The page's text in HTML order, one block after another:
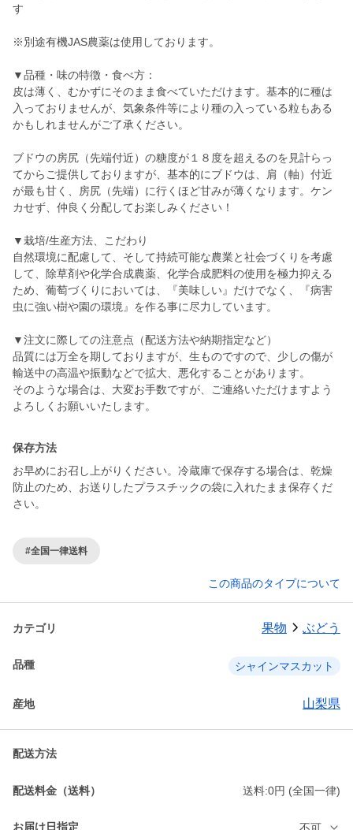
す
※別途有機JAS農薬は使用しております。
▼品種・味の特徴・食べ方：
皮は薄く、むかずにそのまま食べていただけます。基本的に種は
入っておりませんが、気象条件等により種の入っている粒もある
かもしれませんがご了承ください。
ブドウの房尻（先端付近）の糖度が１８度を超えるのを見計らっ
てからご提供しておりますが、基本的にブドウは、肩（軸）付近
が最も甘く、房尻（先端）に行くほど甘みが薄くなります。ケン
カせず、仲良く分配してお楽しみください！
▼栽培/生産方法、こだわり
自然環境に配慮して、そして持続可能な農業と社会づくりを考慮
して、除草剤や化学合成農薬、化学合成肥料の使用を極力抑える
ため、葡萄づくりにおいては、『美味しい』だけでなく、『病害
虫に強い樹や園の環境』を作る事に尽力しています。
▼注文に際しての注意点（配送方法や納期指定など）
品質には万全を期しておりますが、生ものですので、少しの傷が
輸送中の高温や振動などで拡大、悪化することがあります。
そのような場合は、大変お手数ですが、ご連絡いただけますよう
よろしくお願いいたします。
保存方法
お早めにお召し上がりください。冷蔵庫で保存する場合は、乾燥
防止のため、お送りしたプラスチックの袋に入れたまま保存くだ
さい。
#全国一律送料
この商品のタイプについて
カテゴリ 果物 ぶどう
品種 シャインマスカット
産地 山梨県
配送方法
配送料金（送料） 送料:0円 (全国一律)
お届け日指定 不可